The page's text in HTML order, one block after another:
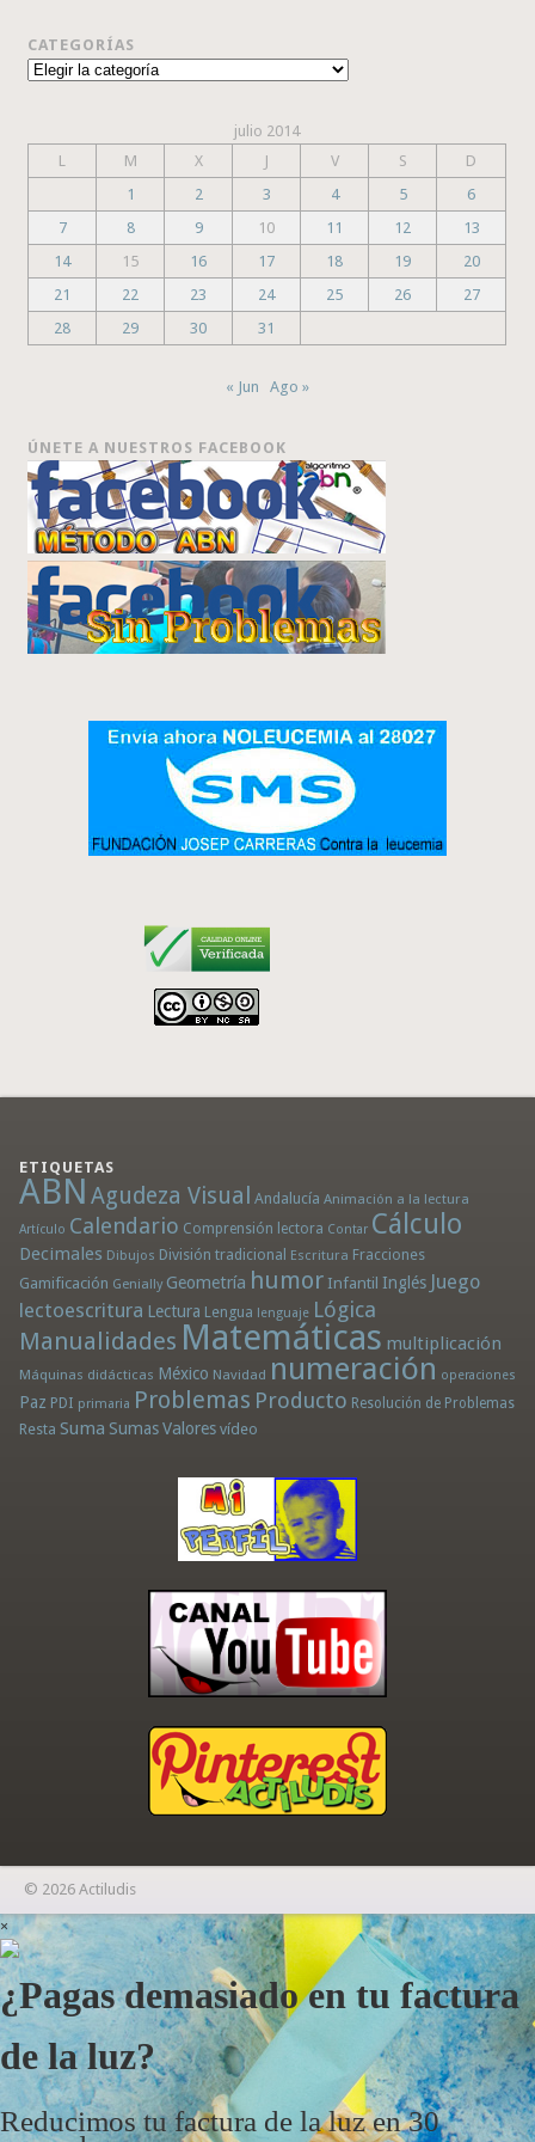
CATEGORÍAS
Categorías
julio 2014
L
M X J V S
D
1
2 3 4 5
6
7
8 9 10 11 12
13
14
15 16 17 18 19
20
21
22 23 24 25 26
27
28
29 30 31
« Jun Ago »
ÚNETE A NUESTROS FACEBOOK
ETIQUETAS
ABN Agudeza Visual Andalucía Animación a la lectura
Artículo Calendario Comprensión lectora Contar Cálculo
Decimales Dibujos División tradicional Escritura Fracciones
Gamificación Genially Geometría humor Infantil Inglés Juego
lectoescritura Lectura Lengua lenguaje Lógica
Manualidades Matemáticas multiplicación
Máquinas didácticas México Navidad numeración operaciones
Paz PDI primaria Problemas Producto Resolución de Problemas
Resta Suma Sumas Valores vídeo
© 2026 Actiludis
×
¿Pagas demasiado en tu factura
de la luz?
Reducimos tu factura de la luz en 30